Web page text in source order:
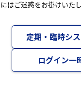
はご迷惑をお掛けいた
定期・臨時シ
ログイン一